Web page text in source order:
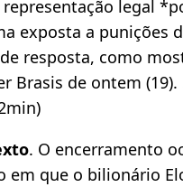
legal
exposta a punições
resposta, como
Brasis de ontem
. O encerramento
em que o bilionário